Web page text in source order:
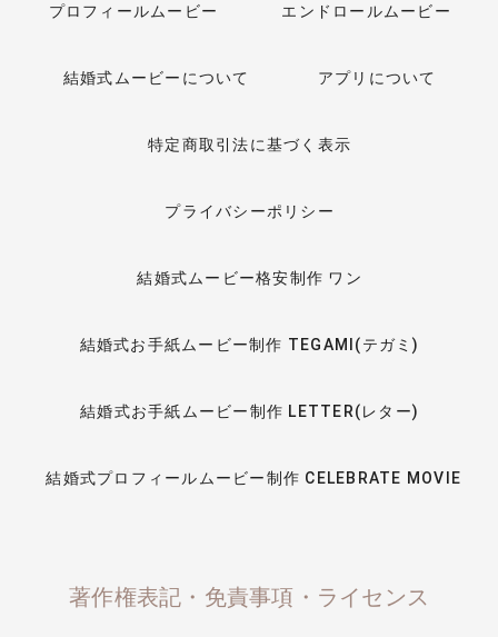
プロフィールムービー エンドロールムービー
結婚式ムービーについて アプリについて
特定商取引法に基づく表示
プライバシーポリシー
結婚式ムービー格安制作 ワン
結婚式お手紙ムービー制作 TEGAMI(テガミ)
結婚式お手紙ムービー制作 LETTER(レター)
結婚式プロフィールムービー制作 CELEBRATE MOVIE
著作権表記・免責事項・ライセンス